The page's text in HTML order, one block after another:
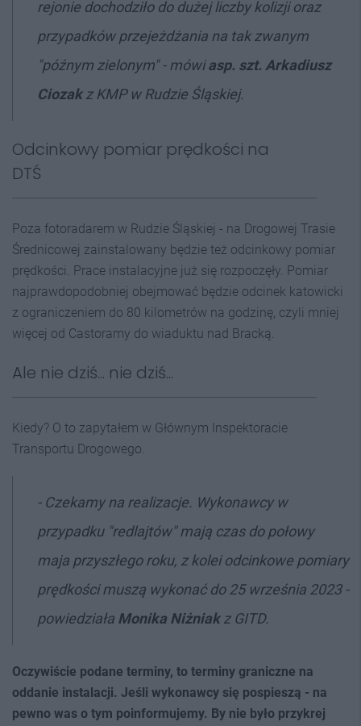
rejonie dochodziło do dużej liczby kolizji oraz
przypadków przejeżdżania na tak zwanym
"późnym zielonym" - mówiasp. szt. Arkadiusz
Ciozakz KMP w Rudzie Śląskiej.
Odcinkowy pomiar prędkości na
DTŚ
Poza fotoradarem w Rudzie Śląskiej - na Drogowej Trasie
Średnicowej zainstalowany będzie też odcinkowy pomiar
prędkości. Prace instalacyjne już się rozpoczęły. Pomiar
najprawdopodobniej obejmować będzie odcinek katowicki
z ograniczeniem do 80 kilometrów na godzinę, czyli mniej
więcej od Castoramy do wiaduktu nad Bracką.
Ale nie dziś... nie dziś...
Kiedy? O to zapytałem w Głównym Inspektoracie
Transportu Drogowego.
- Czekamy na realizacje. Wykonawcy w
przypadku "redlajtów" mają czas do połowy
maja przyszłego roku, z kolei odcinkowe pomiary
prędkości muszą wykonać do 25 września 2023 -
powiedziała Monika Niżniakz GITD.
Oczywiście podane terminy, to terminy graniczne na
oddanie instalacji. Jeśli wykonawcy się pospieszą - na
pewno was o tym poinformujemy. By nie było przykrej